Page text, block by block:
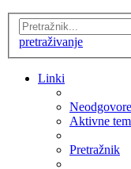
pretraživanje
Linki
Aktivne
Pretražnik